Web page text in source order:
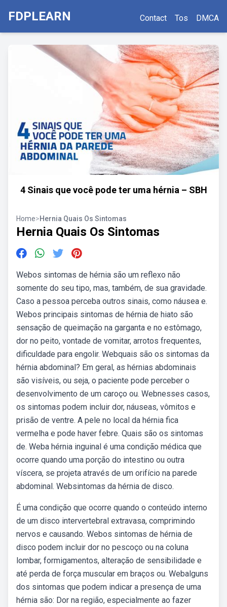
FDPLEARN Contact Tos DMCA
4 Sinais que você pode ter uma hérnia – SBH
Home>Hernia Quais Os Sintomas
Hernia Quais Os Sintomas
Webos sintomas de hérnia são um reflexo não
somente do seu tipo, mas, também, de sua gravidade.
Caso a pessoa perceba outros sinais, como náusea e.
Webos principais sintomas de hérnia de hiato são
sensação de queimação na garganta e no estômago,
dor no peito, vontade de vomitar, arrotos frequentes,
dificuldade para engolir. Webquais são os sintomas da
hérnia abdominal? Em geral, as hérnias abdominais
são visíveis, ou seja, o paciente pode perceber o
desenvolvimento de um caroço ou. Webnesses casos,
os sintomas podem incluir dor, náuseas, vômitos e
prisão de ventre. A pele no local da hérnia fica
vermelha e pode haver febre. Quais são os sintomas
de. Weba hérnia inguinal é uma condição médica que
ocorre quando uma porção do intestino ou outra
víscera, se projeta através de um orifício na parede
abdominal. Websintomas da hérnia de disco.
É uma condição que ocorre quando o conteúdo interno
de um disco intervertebral extravasa, comprimindo
nervos e causando. Webos sintomas de hérnia de
disco podem incluir dor no pescoço ou na coluna
lombar, formigamentos, alteração de sensibilidade e
até perda de força muscular em braços ou. Webalguns
dos sintomas que podem indicar a presença de uma
hérnia são: Dor na região, especialmente ao fazer